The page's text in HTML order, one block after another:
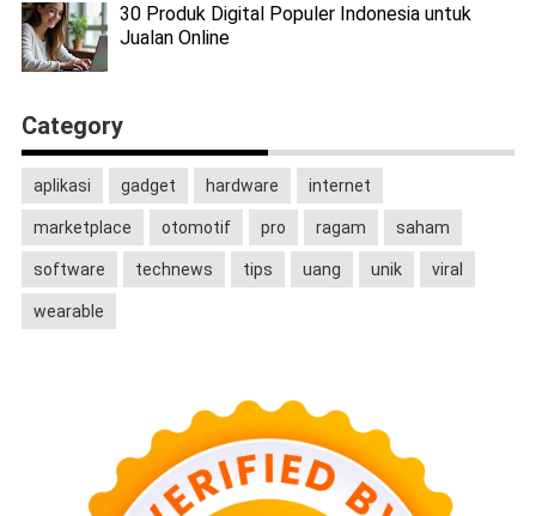
30 Produk Digital Populer Indonesia untuk
Jualan Online
Category
aplikasi gadget hardware internet
marketplace otomotif pro ragam saham
software technews tips uang unik viral
wearable